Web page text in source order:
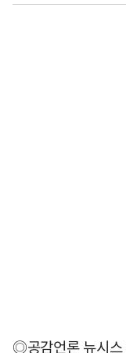
◎공감언론 뉴시스